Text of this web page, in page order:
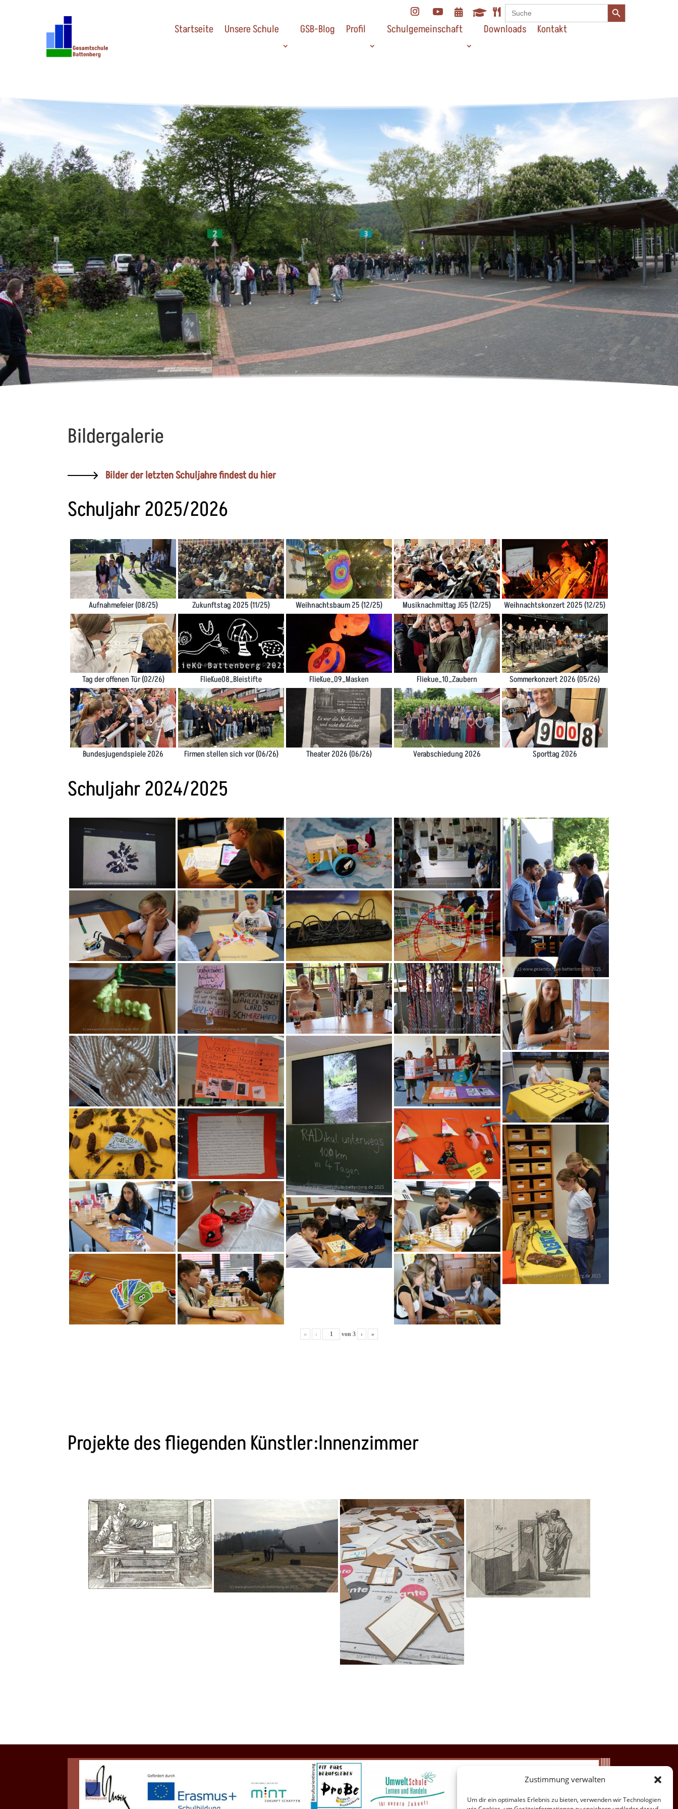
Zustimmung verwalten
Um dir ein optimales Erlebnis zu bieten, verwenden wir Technologien
  
Search
for:
Search Button
Startseite Unsere Schule GSB-Blog Profil Schulgemeinschaft Downloads Kontakt
Bildergalerie
Bilder der letzten Schuljahre findest du hier
Schuljahr 2025/2026
Aufnahmefeier (08/25) Zukunftstag 2025 (11/25) Weihnachtsbaum 25 (12/25) Musiknachmittag JG5 (12/25) Weihnachtskonzert 2025 (12/25)
Tag der offenen Tür (02/26) FlieKue08_Bleistifte FlieKue_09_Masken Fliekue_10_Zaubern Sommerkonzert 2026 (05/26)
Bundesjugendspiele 2026 Firmen stellen sich vor (06/26) Theater 2026 (06/26) Verabschiedung 2026 Sporttag 2026
Schuljahr 2024/2025
« ‹ von 3 › »
Projekte des fliegenden Künstler:Innenzimmer